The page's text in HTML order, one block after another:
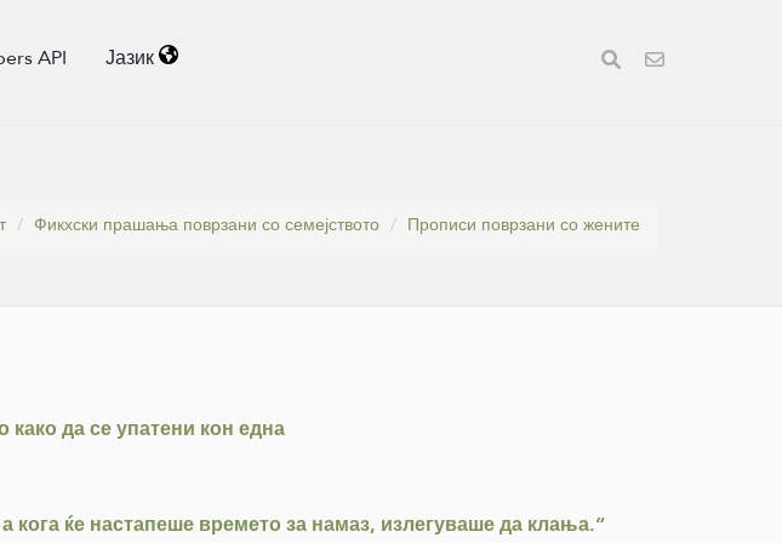
API Јазик
Фикхски прашања поврзани со семејството Прописи поврзани со жените
да се упатени кон една
ќе настапеше времето за намаз, излегуваше да клања.“